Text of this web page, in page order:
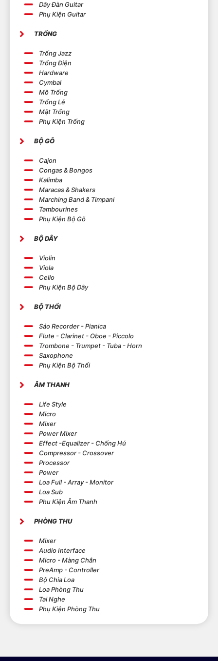
Dây Đàn Guitar
Phụ Kiện Guitar
TRỐNG
Trống Jazz
Trống Điện
Hardware
Cymbal
Mõ Trống
Trống Lẻ
Mặt Trống
Phụ Kiện Trống
BỘ GÕ
Cajon
Congas & Bongos
Kalimba
Maracas & Shakers
Marching Band & Timpani
Tambourines
Phụ Kiện Bộ Gõ
BỘ DÂY
Violin
Viola
Cello
Phụ Kiện Bộ Dây
BỘ THỔI
Sáo Recorder - Pianica
Flute - Clarinet - Oboe - Piccolo
Trombone - Trumpet - Tuba - Horn
Saxophone
Phụ Kiện Bộ Thổi
ÂM THANH
Life Style
Micro
Mixer
Power Mixer
Effect -Equalizer - Chống Hú
Compressor - Crossover
Processor
Power
Loa Full - Array - Monitor
Loa Sub
Phu Kiện Âm Thanh
PHÒNG THU
Mixer
Audio Interface
Micro - Màng Chắn
PreAmp - Controller
Bộ Chia Loa
Loa Phòng Thu
Tai Nghe
Phụ Kiện Phòng Thu